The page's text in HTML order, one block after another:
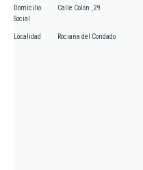
Domicilio
Social
Calle Colon , 29
Localidad Rociana del Condado